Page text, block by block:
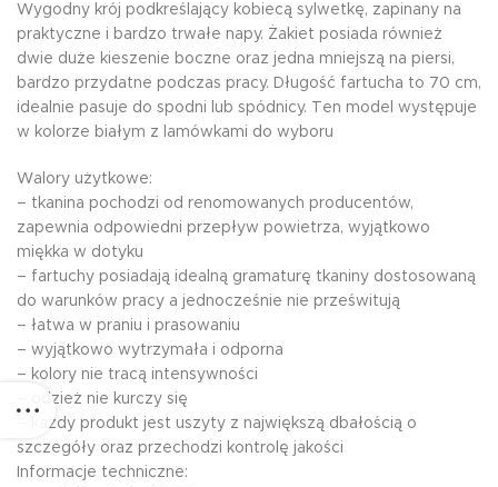
Wygodny krój podkreślający kobiecą sylwetkę, zapinany na
praktyczne i bardzo trwałe napy. Żakiet posiada również
dwie duże kieszenie boczne oraz jedna mniejszą na piersi,
bardzo przydatne podczas pracy. Długość fartucha to 70 cm,
idealnie pasuje do spodni lub spódnicy. Ten model występuje
w kolorze białym z lamówkami do wyboru
Walory użytkowe:
– tkanina pochodzi od renomowanych producentów,
zapewnia odpowiedni przepływ powietrza, wyjątkowo
miękka w dotyku
– fartuchy posiadają idealną gramaturę tkaniny dostosowaną
do warunków pracy a jednocześnie nie prześwitują
– łatwa w praniu i prasowaniu
– wyjątkowo wytrzymała i odporna
– kolory nie tracą intensywności
– odzież nie kurczy się
– każdy produkt jest uszyty z największą dbałością o
szczegóły oraz przechodzi kontrolę jakości
Informacje techniczne: